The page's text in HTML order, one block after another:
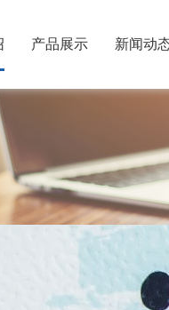
产品展示 新闻动